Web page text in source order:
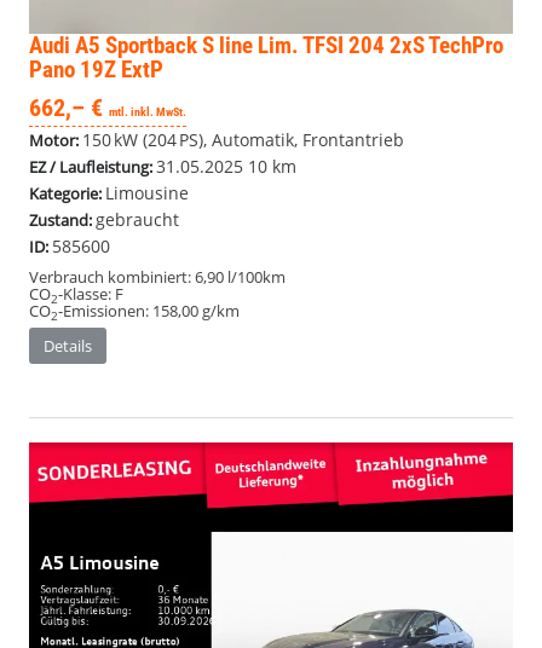
Audi A5 SportbackS line Lim. TFSI 204 2xS TechPro
Pano 19Z ExtP
662,– € mtl. inkl. MwSt.
Motor: 150 kW (204 PS), Automatik, Frontantrieb
EZ / Laufleistung:31.05.2025 10 km
Kategorie: Limousine
Zustand:gebraucht
ID: 585600
Verbrauch kombiniert:6,90 l/100km
CO2-Klasse: F
CO2-Emissionen: 158,00 g/km
Details